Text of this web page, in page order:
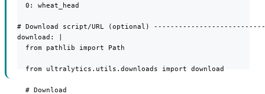
  0: wheat_head
# Download script/URL (optional)
download: |
  from pathlib import Path
  from ultralytics.utils.downloads import download
  # Download